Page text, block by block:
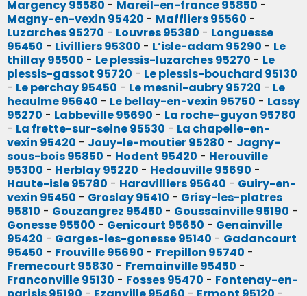
Margency 95580 - Mareil-en-france 95850 -
Magny-en-vexin 95420 - Maffliers 95560 -
Luzarches 95270 - Louvres 95380 - Longuesse
95450 - Livilliers 95300 - L’isle-adam 95290 - Le
thillay 95500 - Le plessis-luzarches 95270 - Le
plessis-gassot 95720 - Le plessis-bouchard 95130
- Le perchay 95450 - Le mesnil-aubry 95720 - Le
heaulme 95640 - Le bellay-en-vexin 95750 - Lassy
95270 - Labbeville 95690 - La roche-guyon 95780
- La frette-sur-seine 95530 - La chapelle-en-
vexin 95420 - Jouy-le-moutier 95280 - Jagny-
sous-bois 95850 - Hodent 95420 - Herouville
95300 - Herblay 95220 - Hedouville 95690 -
Haute-isle 95780 - Haravilliers 95640 - Guiry-en-
vexin 95450 - Groslay 95410 - Grisy-les-platres
95810 - Gouzangrez 95450 - Goussainville 95190 -
Gonesse 95500 - Genicourt 95650 - Genainville
95420 - Garges-les-gonesse 95140 - Gadancourt
95450 - Frouville 95690 - Frepillon 95740 -
Fremecourt 95830 - Fremainville 95450 -
Franconville 95130 - Fosses 95470 - Fontenay-en-